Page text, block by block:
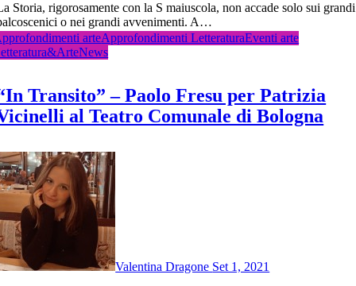
solo sui grandi
o nei grandi avvenimenti. A…
arteApprofondimenti LetteraturaEventi arte
News
Transito” – Paolo Fresu per Patrizia
al Teatro Comunale di Bologna
Valentina Dragone Set 1, 2021